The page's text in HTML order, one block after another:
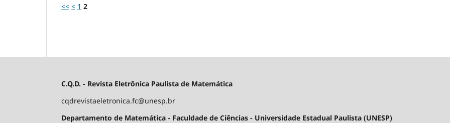
<< < 1 2
C.Q.D. - Revista Eletrônica Paulista de Matemática
cqdrevistaeletronica.fc@unesp.br
Departamento de Matemática - Faculdade de Ciências - Universidade Estadual Paulista (UNESP)